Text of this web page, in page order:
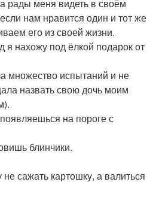
рады меня видеть в своём
нам нравится один и тот же
его из своей жизни.
я нахожу под ёлкой подарок от
множество испытаний и не
назвать свою дочь моим
на пороге с
блинчики.
сажать картошку, а валиться